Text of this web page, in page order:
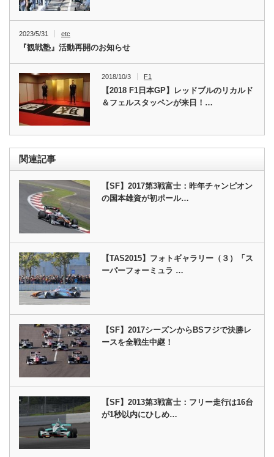
2023/5/31 etc
『観戦塾』活動再開のお知らせ
2018/10/3 F1
【2018 F1日本GP】レッドブルのリカルド
＆フェルスタッペンが来日！…
関連記事
【SF】2017第3戦富士：昨年チャンピオン
の国本雄資が初ポール…
【TAS2015】フォトギャラリー（３）「ス
ーパーフォーミュラ …
【SF】2017シーズンからBSフジで決勝レ
ースを全戦生中継！
【SF】2013第3戦富士：フリー走行は16台
が1秒以内にひしめ…